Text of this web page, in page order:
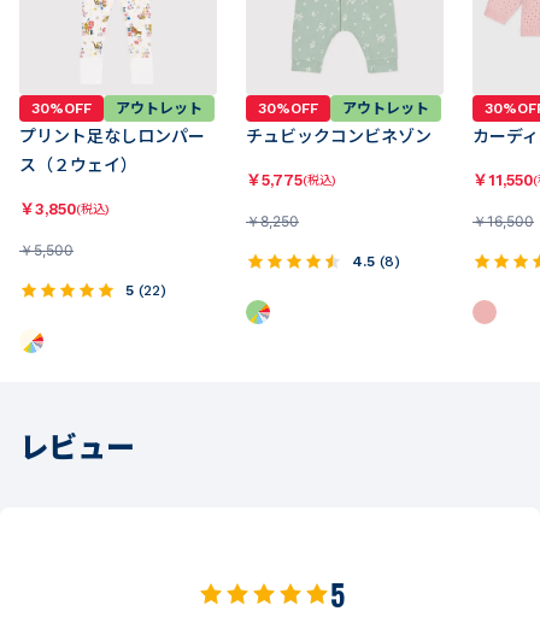
30%OFF アウトレット
プリント足なしロンパー
ス（２ウェイ）
￥3,850(税込)
￥5,500
5 (22)
30%OFF アウトレット
チュビックコンビネゾン
￥5,775(税込)
￥8,250
4.5 (8)
カーデ
￥11,550(
￥16,500
レビュー
5